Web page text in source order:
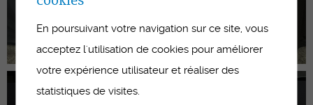
En poursuivant votre navigation sur ce site, vous
acceptez l'utilisation de cookies pour améliorer
votre expérience utilisateur et réaliser des
statistiques de visites.